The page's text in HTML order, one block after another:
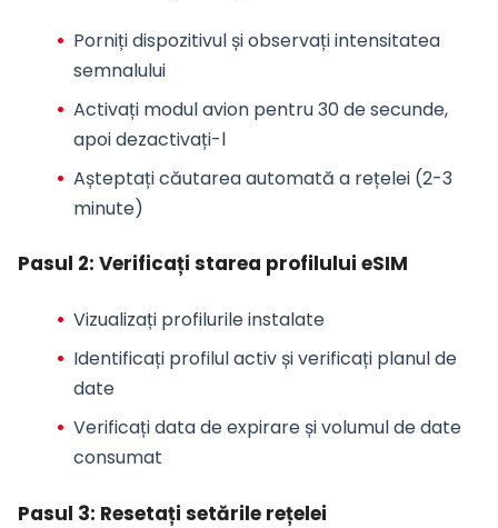
Porniți dispozitivul și observați intensitatea
semnalului
Activați modul avion pentru 30 de secunde,
apoi dezactivați-l
Așteptați căutarea automată a rețelei (2-3
minute)
Pasul 2: Verificați starea profilului eSIM
Vizualizați profilurile instalate
Identificați profilul activ și verificați planul de
date
Verificați data de expirare și volumul de date
consumat
Pasul 3: Resetați setările rețelei